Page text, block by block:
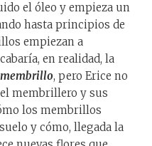
el óleo y empieza un
hasta principios de
empiezan a
en realidad, la
, pero Erice no
membrillero y sus
los membrillos
y cómo, llegada la